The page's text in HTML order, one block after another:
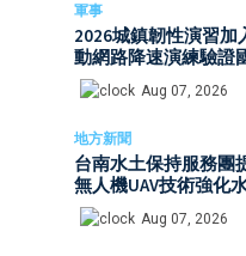
軍事
2026城鎮韌性演習
動網路降速演練驗證
Aug 07, 2026
地方新聞
台南水土保持服務
無人機UAV技術強化
Aug 07, 2026